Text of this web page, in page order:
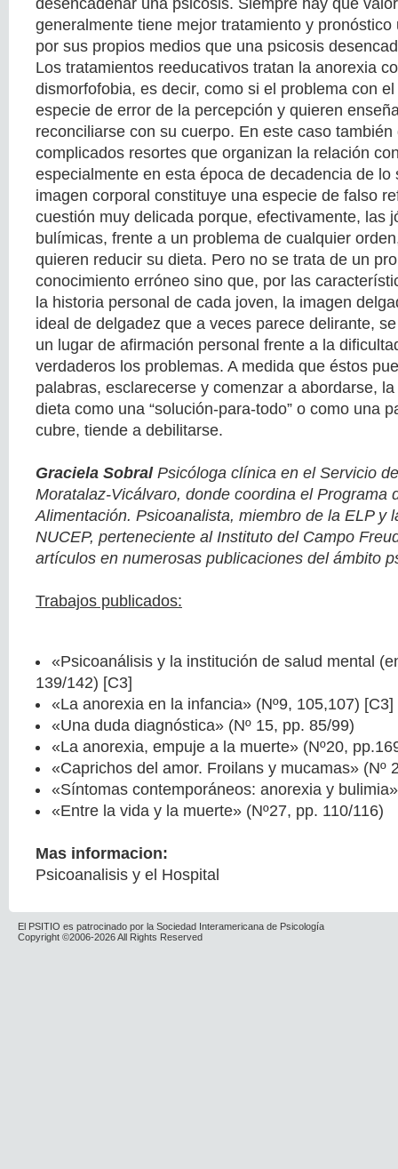
desencadenar una psicosis. Siempre hay que
generalmente tiene mejor tratamiento y
por sus propios medios que una psicosis
Los tratamientos reeducativos tratan la anorexia
dismorfofobia, es decir, como si el problema con
especie de error de la percepción y quieren
reconciliarse con su cuerpo. En este caso
complicados resortes que organizan la relación
especialmente en esta época de decadencia de lo
imagen corporal constituye una especie de falso
cuestión muy delicada porque, efectivamente, las
bulímicas, frente a un problema de cualquier
quieren reducir su dieta. Pero no se trata de un
conocimiento erróneo sino que, por las
la historia personal de cada joven, la imagen
ideal de delgadez que a veces parece delirante,
un lugar de afirmación personal frente a la
verdaderos los problemas. A medida que éstos
palabras, esclarecerse y comenzar a abordarse,
dieta como una “solución-para-todo” o como una
cubre, tiende a debilitarse.
Graciela SobralPsicóloga clínica en el Servicio
Moratalaz-Vicálvaro, donde coordina el Programa
Alimentación. Psicoanalista, miembro de la ELP y
NUCEP, perteneciente al Instituto del Campo
artículos en numerosas publicaciones del ámbito
Trabajos publicados:
«Psicoanálisis y la institución de salud mental
139/142) [C3]
«La anorexia en la infancia» (Nº9, 105,107) [C3]
«Una duda diagnóstica» (Nº 15, pp. 85/99)
«La anorexia, empuje a la muerte» (Nº20,
«Caprichos del amor. Froilans y mucamas» (Nº
«Síntomas contemporáneos: anorexia y
«Entre la vida y la muerte» (Nº27, pp. 110/116)
Mas informacion:
Psicoanalisis y el Hospital
El PSITIO es patrocinado por la Sociedad Interamericana de Psicología
Copyright ©2006-2026 All Rights Reserved